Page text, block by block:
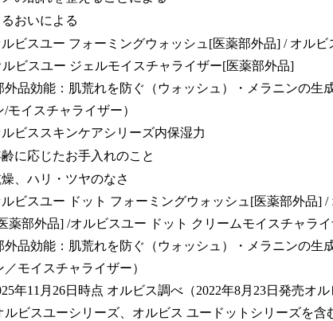
おいによる
ビスユー フォーミングウォッシュ[医薬部外品] / オル
ビスユー ジェルモイスチャライザー[医薬部外品]
外品効能：肌荒れを防ぐ（ウォッシュ）・メラニンの生
/モイスチャライザー）
ビススキンケアシリーズ内保湿力
に応じたお手入れのこと
、ハリ・ツヤのなさ
ビスユー ドット フォーミングウォッシュ[医薬部外品]
薬部外品] /オルビスユー ドット クリームモイスチャラ
外品効能：肌荒れを防ぐ（ウォッシュ）・メラニンの生
／モイスチャライザー）
年11月26日時点 オルビス調べ（2022年8月23日発売オ
ルビスユーシリーズ、オルビス ユードットシリーズを含